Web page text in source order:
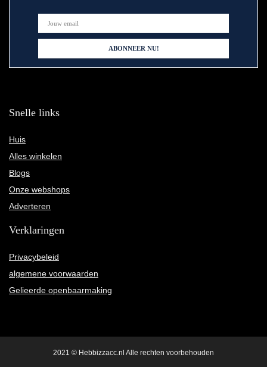
Snelle links
Huis
Alles winkelen
Blogs
Onze webshops
Adverteren
Verklaringen
Privacybeleid
algemene voorwaarden
Gelieerde openbaarmaking
2021 © Hebbizzacc.nl Alle rechten voorbehouden